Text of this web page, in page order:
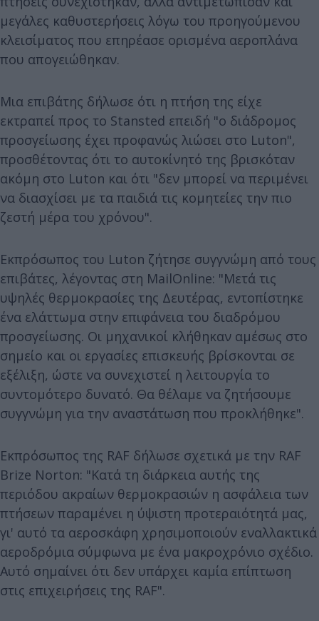
μεγάλες καθυστερήσεις λόγω του προηγούμενου
κλεισίματος που επηρέασε ορισμένα αεροπλάνα
που απογειώθηκαν.
Μια επιβάτης δήλωσε ότι η πτήση της είχε
εκτραπεί προς το Stansted επειδή "ο διάδρομος
προσγείωσης έχει προφανώς λιώσει στο Luton",
προσθέτοντας ότι το αυτοκίνητό της βρισκόταν
ακόμη στο Luton και ότι "δεν μπορεί να περιμένει
να διασχίσει με τα παιδιά τις κομητείες την πιο
ζεστή μέρα του χρόνου".
Εκπρόσωπος του Luton ζήτησε συγγνώμη από τους
επιβάτες, λέγοντας στη MailOnline: "Μετά τις
υψηλές θερμοκρασίες της Δευτέρας, εντοπίστηκε
ένα ελάττωμα στην επιφάνεια του διαδρόμου
προσγείωσης. Οι μηχανικοί κλήθηκαν αμέσως στο
σημείο και οι εργασίες επισκευής βρίσκονται σε
εξέλιξη, ώστε να συνεχιστεί η λειτουργία το
συντομότερο δυνατό. Θα θέλαμε να ζητήσουμε
συγγνώμη για την αναστάτωση που προκλήθηκε".
Εκπρόσωπος της RAF δήλωσε σχετικά με την RAF
Brize Norton: "Κατά τη διάρκεια αυτής της
περιόδου ακραίων θερμοκρασιών η ασφάλεια των
πτήσεων παραμένει η ύψιστη προτεραιότητά μας,
γι' αυτό τα αεροσκάφη χρησιμοποιούν εναλλακτικά
αεροδρόμια σύμφωνα με ένα μακροχρόνιο σχέδιο.
Αυτό σημαίνει ότι δεν υπάρχει καμία επίπτωση
στις επιχειρήσεις της RAF".